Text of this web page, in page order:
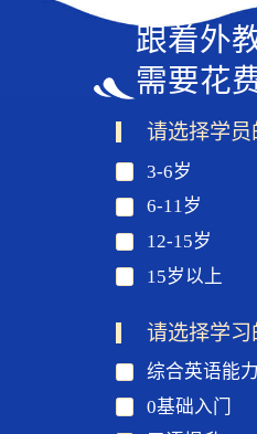
跟着外
需要花
请选择学员
3-6岁
6-11岁
12-15岁
15岁以上
请选择学习
综合英语能力
0基础入门